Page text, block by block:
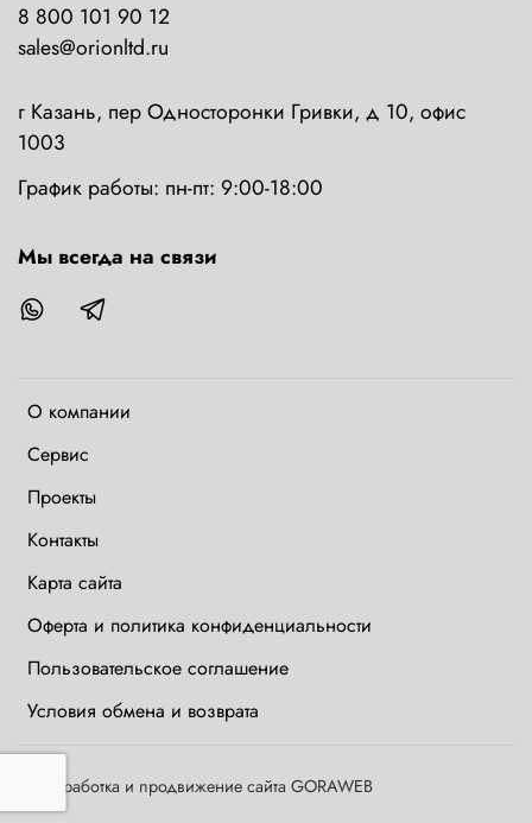
О компании
Сервис
Проекты
Контакты
Карта сайта
Оферта и политика конфиденциальности
Пользовательское соглашение
Условия обмена и возврата
8 800 101 90 12
sales@orionltd.ru
г Казань, пер Односторонки Гривки, д 10, офис
1003
График работы: пн-пт: 9:00-18:00
Мы всегда на связи
Разработка и продвижение сайта GORAWEB